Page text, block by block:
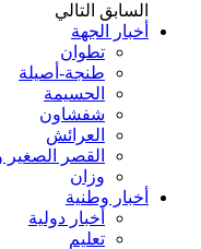
السابق التالي
أخبار الجهة
تطوان
طنجة-أصيلة
الحسيمة
شفشاون
العرائش
القصر الصغير
وزان
أخبار وطنية
أخبار دولية
تعليم